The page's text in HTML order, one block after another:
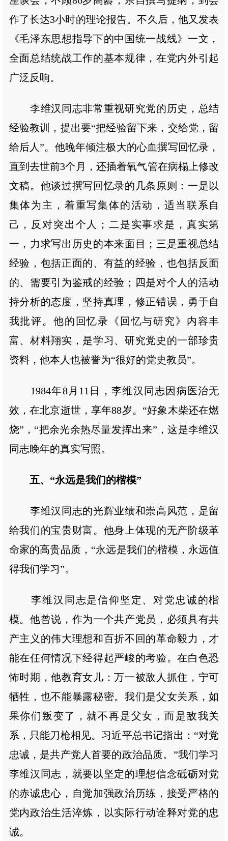
作了长达3小时的理论报告。不久后，他又发表
《毛泽东思想指导下的中国统一战线》一文，
全面总结统战工作的基本规律，在党内外引起
广泛反响。
李维汉同志非常重视研究党的历史，总结
经验教训，提出要“把经验留下来，交给党，留
给后人”。他晚年倾注极大的心血撰写回忆录，
直到去世前3个月，还插着氧气管在病榻上修改
文稿。他谈过撰写回忆录的几条原则：一是以
集体为主，着重写集体的活动，适当联系自
己，反对突出个人；二是实事求是，真实第
一，力求写出历史的本来面目；三是重视总结
经验，包括正面的、有益的经验，也包括反面
的、需要引为鉴戒的经验；四是对个人的活动
持分析的态度，坚持真理，修正错误，勇于自
我批评。他的回忆录《回忆与研究》内容丰
富、材料翔实，是学习、研究党史的一部珍贵
资料，他本人也被誉为“很好的党史教员”。
1984年8月11日，李维汉同志因病医治无
效，在北京逝世，享年88岁。“好象木柴还在燃
烧”，“把余光余热尽量发挥出来”，这是李维汉
同志晚年的真实写照。
五、“永远是我们的楷模”
李维汉同志的光辉业绩和崇高风范，是留
给我们的宝贵财富。他身上体现的无产阶级革
命家的高贵品质，“永远是我们的楷模，永远值
得我们学习”。
李维汉同志是信仰坚定、对党忠诚的楷
模。他曾说，作为一个共产党员，必须具有共
产主义的伟大理想和百折不回的革命毅力，才
能在任何情况下经得起严峻的考验。在白色恐
怖时期，他教育女儿：万一被敌人抓住，宁可
牺牲，也不能暴露秘密。我们是父女关系，如
果你们叛变了，就不再是父女，而是敌我关
系，只能刀枪相见。习近平总书记指出：“对党
忠诚，是共产党人首要的政治品质。”我们学习
李维汉同志，就要以坚定的理想信念砥砺对党
的赤诚忠心，自觉加强政治历练，接受严格的
党内政治生活淬炼，以实际行动诠释对党的忠
诚。